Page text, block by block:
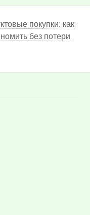
покупки: как
без потери